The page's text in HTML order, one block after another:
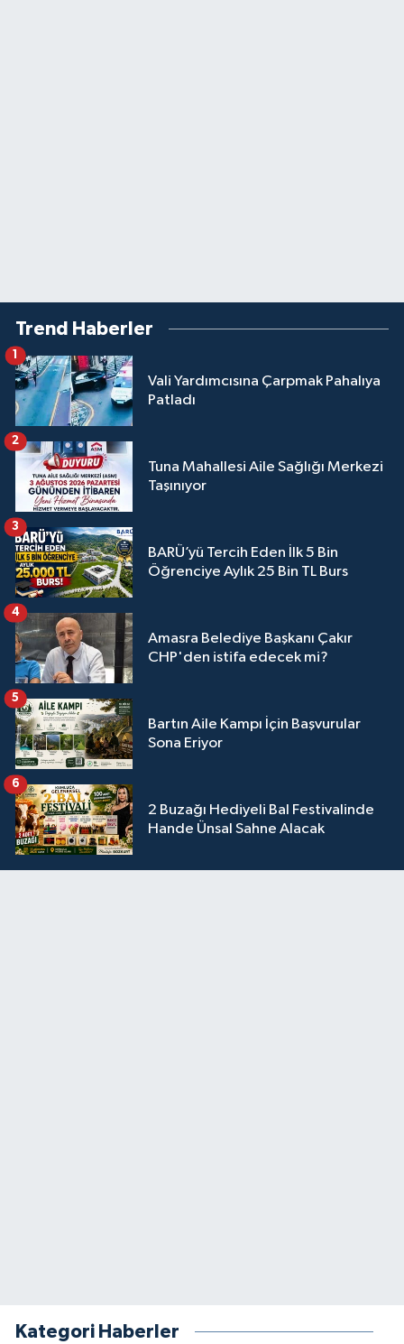
Trend Haberler
Vali Yardımcısına Çarpmak Pahalıya
Patladı
1
Tuna Mahallesi Aile Sağlığı Merkezi
Taşınıyor
2
BARÜ’yü Tercih Eden İlk 5 Bin
Öğrenciye Aylık 25 Bin TL Burs
3
Amasra Belediye Başkanı Çakır
CHP'den istifa edecek mi?
4
Bartın Aile Kampı İçin Başvurular
Sona Eriyor
5
2 Buzağı Hediyeli Bal Festivalinde
Hande Ünsal Sahne Alacak
6
Kategori Haberler